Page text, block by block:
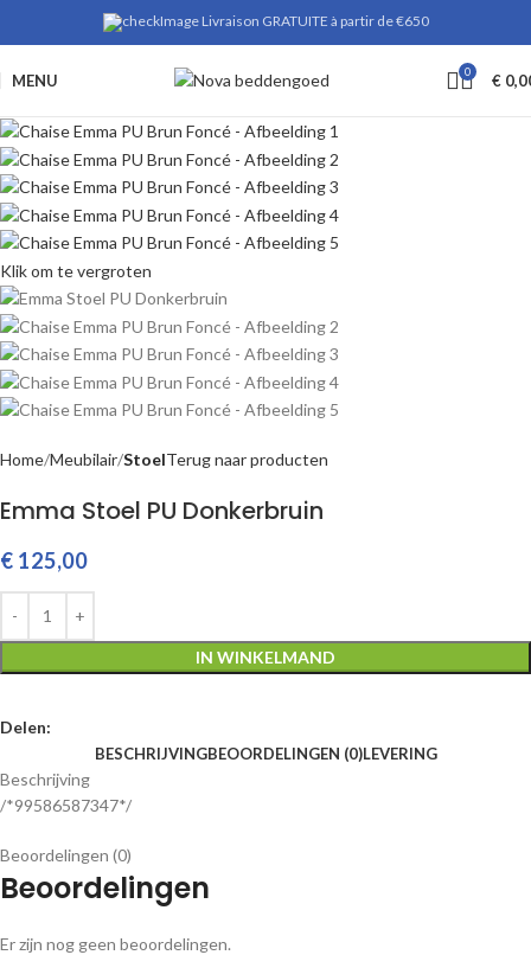
Livraison GRATUITE à partir de €650
MENU 0 €
Klik om te vergroten
Home Meubilair StoelTerug naar producten
Emma Stoel PU Donkerbruin
€ 125,00
IN WINKELMAND
Delen:
BESCHRIJVINGBEOORDELINGEN (0)LEVERING
Beschrijving
/*99586587347*/
Beoordelingen (0)
Beoordelingen
Er zijn nog geen beoordelingen.